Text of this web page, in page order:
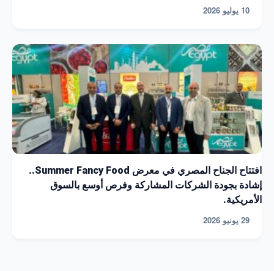
10 يوليو 2026
افتتاح الجناح المصري في معرض Summer Fancy Food..
إشادة بجودة الشركات المشاركة وفرص أوسع بالسوق
الأمريكية.
29 يونيو 2026